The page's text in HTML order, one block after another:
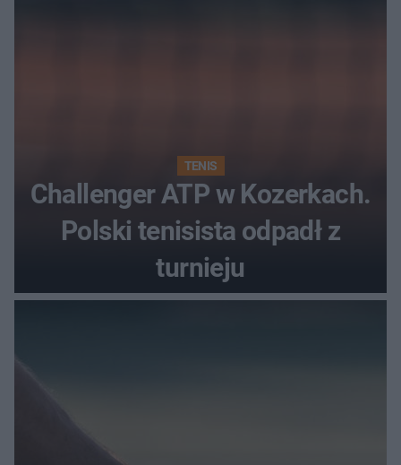
TENIS
Challenger ATP w Kozerkach.
Polski tenisista odpadł z
turnieju